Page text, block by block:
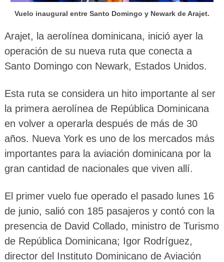
Vuelo inaugural entre Santo Domingo y Newark de Arajet.
Arajet, la aerolínea dominicana, inició ayer la
operación de su nueva ruta que conecta a
Santo Domingo con Newark, Estados Unidos.
Esta ruta se considera un hito importante al ser
la primera aerolínea de República Dominicana
en volver a operarla después de más de 30
años. Nueva York es uno de los mercados más
importantes para la aviación dominicana por la
gran cantidad de nacionales que viven allí.
El primer vuelo fue operado el pasado lunes 16
de junio, salió con 185 pasajeros y contó con la
presencia de David Collado, ministro de Turismo
de República Dominicana; Igor Rodríguez,
director del Instituto Dominicano de Aviación